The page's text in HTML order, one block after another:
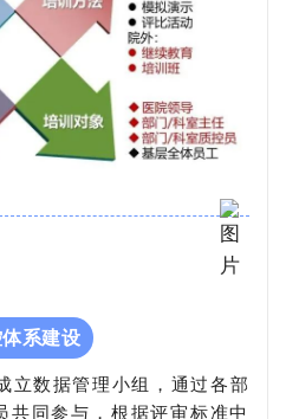
系建设
立数据管理小组，通过各部
共同参与，根据评审标准中